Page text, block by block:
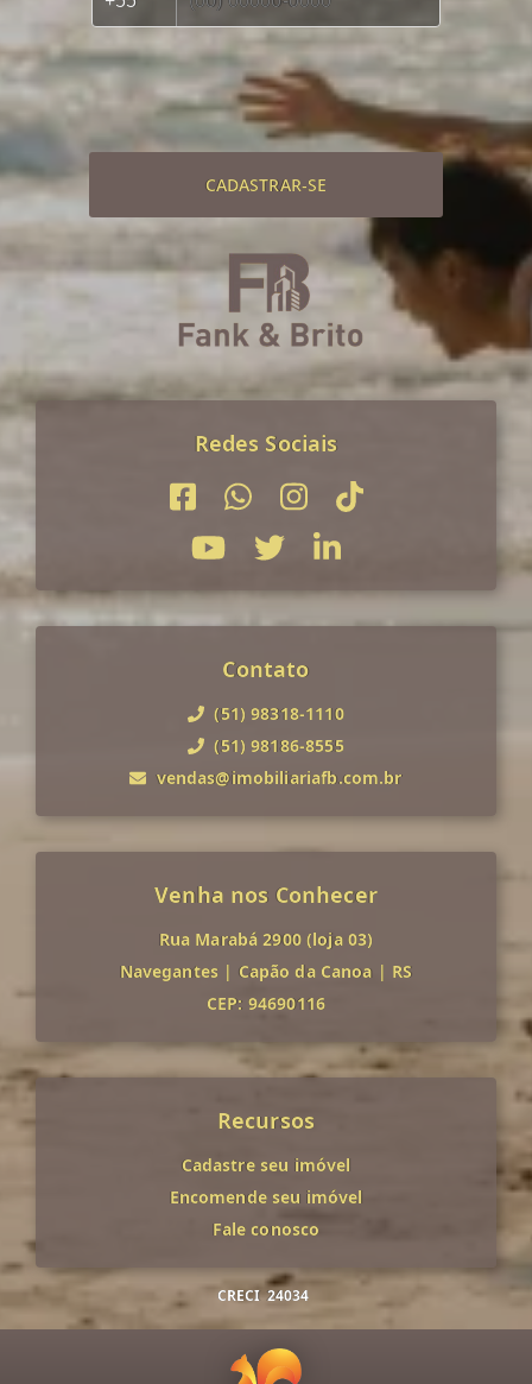
CADASTRAR-SE
Redes Sociais
Contato
(51) 98318-1110
(51) 98186-8555
vendas@imobiliariafb.com.br
Venha nos Conhecer
Rua Marabá 2900 (loja 03)
Navegantes | Capão da Canoa | RS
CEP: 94690116
Recursos
Cadastre seu imóvel
Encomende seu imóvel
Fale conosco
CRECI 24034